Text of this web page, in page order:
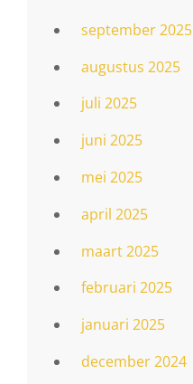
september 2025
augustus 2025
juli 2025
juni 2025
mei 2025
april 2025
maart 2025
februari 2025
januari 2025
december 2024